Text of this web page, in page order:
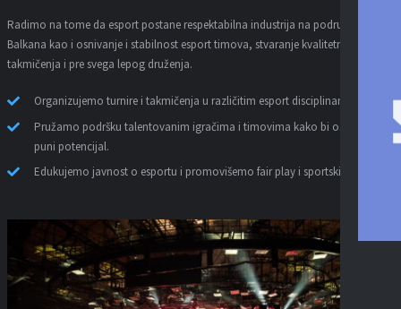
Radimo na tome da esport postane respektabilna industrija na području
Balkana kao i osnivanje i stabilnost esport timova, stvaranje kvalitetnih
takmičenja i pre svega lepog druženja.
Organizujemo turnire i takmičenja u različitim esport disciplinama.
Pružamo podršku talentovanim igračima i timovima kako bi ostvarili svoj
puni potencijal.
Edukujemo javnost o esportu i promovišemo fair play i sportski duh.